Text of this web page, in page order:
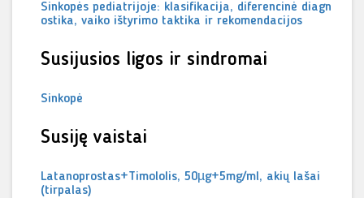
Sinkopės pediatrijoje: klasifikacija, diferencinė diagn
ostika, vaiko ištyrimo taktika ir rekomendacijos
Susijusios ligos ir sindromai
Sinkopė
Susiję vaistai
Latanoprostas+Timololis, 50µg+5mg/ml, akių lašai
(tirpalas)